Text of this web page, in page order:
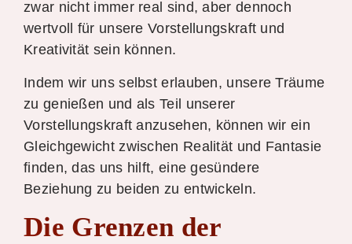
zwar nicht immer real sind, aber dennoch
wertvoll für unsere Vorstellungskraft und
Kreativität sein können.
Indem wir uns selbst erlauben, unsere Träume
zu genießen und als Teil unserer
Vorstellungskraft anzusehen, können wir ein
Gleichgewicht zwischen Realität und Fantasie
finden, das uns hilft, eine gesündere
Beziehung zu beiden zu entwickeln.
Die Grenzen der